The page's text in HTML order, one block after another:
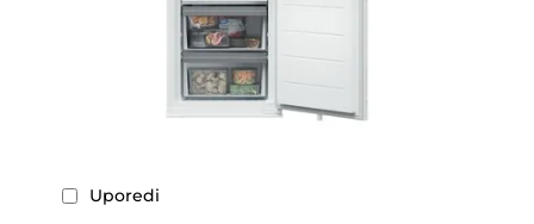
Uporedi